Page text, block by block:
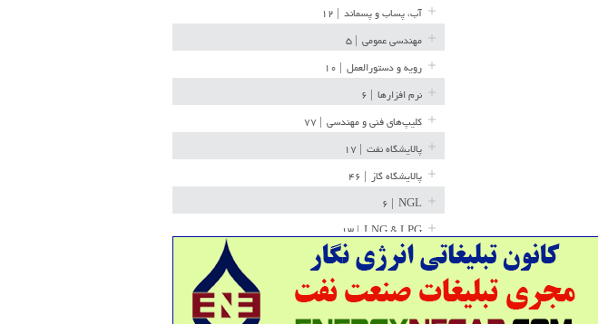
آب، پساب و پسماند
مهندسی عمومی
رویه و دستورالعمل
نرم افزارها
کلیپ‌های فنی و مهندسی
پالایشگاه نفت
پالایشگاه گاز
NGL
LNG & LPG | ۱۳
خط لوله | ۳۶
مخازن ذخیره